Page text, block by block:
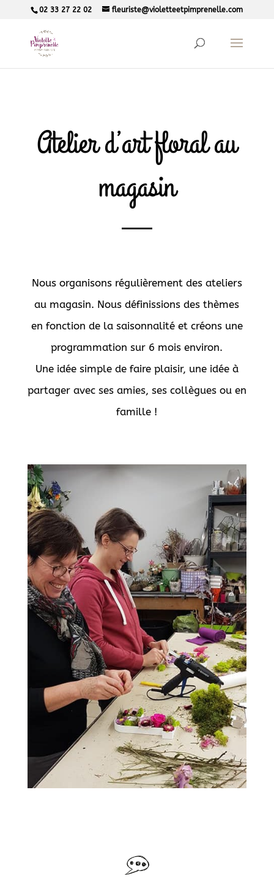
02 33 27 22 02 fleuriste@violetteetpimprenelle.com
Atelier d’art floral au
magasin
Nous organisons régulièrement des ateliers
au magasin. Nous définissions des thèmes
en fonction de la saisonnalité et créons une
programmation sur 6 mois environ.
Une idée simple de faire plaisir, une idée à
partager avec ses amies, ses collègues ou en
famille !